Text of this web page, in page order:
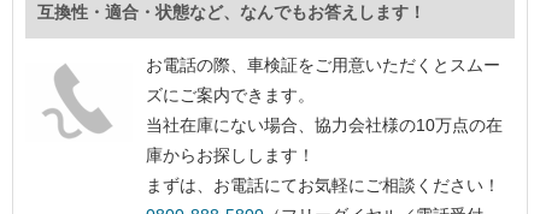
互換性・適合・状態など、なんでもお答えします！
お電話の際、車検証をご用意いただくとスムー
ズにご案内できます。
当社在庫にない場合、協力会社様の10万点の在
庫からお探しします！
まずは、お電話にてお気軽にご相談ください！